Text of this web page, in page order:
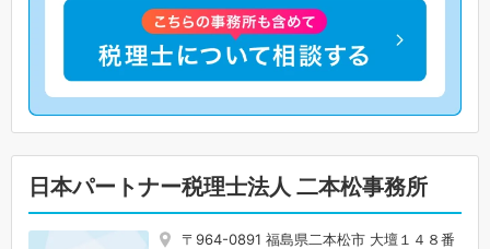
日本パートナー税理士法人 二本松事務所
〒964-0891 福島県二本松市 大壇１４８番